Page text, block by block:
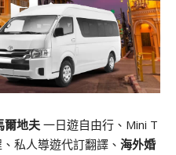
爾地夫 一日遊自由行、Mini T
私人導遊代訂翻譯、 海外婚